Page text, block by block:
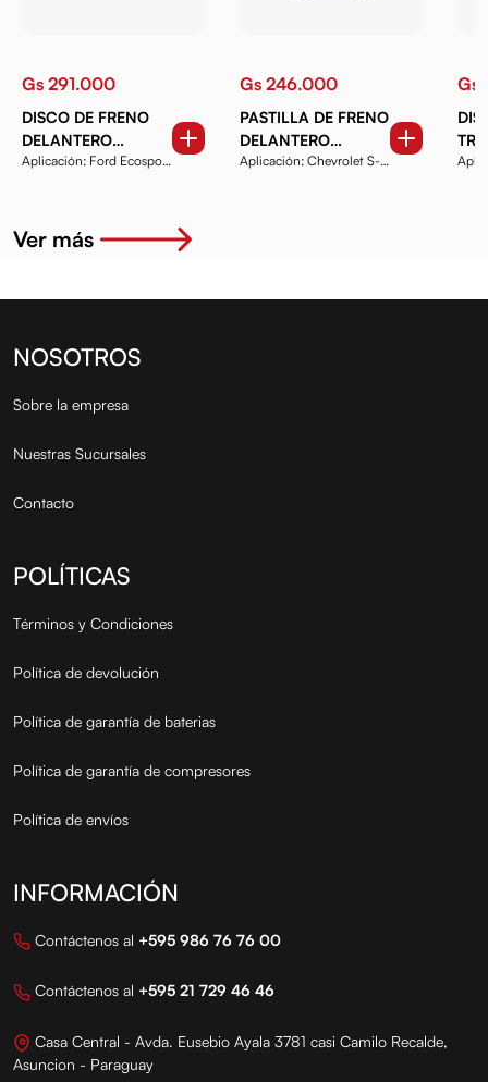
Gs 291.000
DISCO DE FRENO
DELANTERO
FREMAX BD5212
Aplicación: Ford Ecosport
Gs 246.000
PASTILLA DE FRENO
DELANTERO
FREMAX FBP2123
Aplicación: Chevrolet S-
Gs
Ver más
NOSOTROS
Sobre la empresa
Nuestras Sucursales
Contacto
POLÍTICAS
Términos y Condiciones
Política de devolución
Política de garantía de baterias
Política de garantía de compresores
Política de envíos
INFORMACIÓN
Contáctenos al +595 986 76 76 00
Contáctenos al +595 21 729 46 46
Casa Central - Avda. Eusebio Ayala 3781 casi Camilo Recalde,
Asuncion - Paraguay